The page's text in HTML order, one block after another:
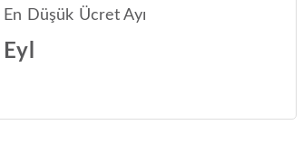
En Düşük Ücret Ayı
Eyl